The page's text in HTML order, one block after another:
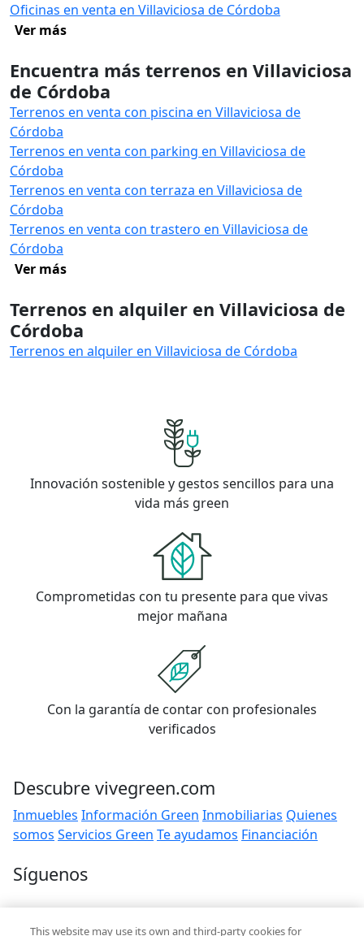
Oficinas en venta en Villaviciosa de Córdoba
Ver más
Encuentra más terrenos en Villaviciosa
de Córdoba
Terrenos en venta con piscina en Villaviciosa de
Córdoba
Terrenos en venta con parking en Villaviciosa de
Córdoba
Terrenos en venta con terraza en Villaviciosa de
Córdoba
Terrenos en venta con trastero en Villaviciosa de
Córdoba
Ver más
Terrenos en alquiler en Villaviciosa de
Córdoba
Terrenos en alquiler en Villaviciosa de Córdoba
Innovación sostenible y gestos sencillos para una
vida más green
Comprometidas con tu presente para que vivas
mejor mañana
Con la garantía de contar con profesionales
verificados
Descubre vivegreen.com
Inmuebles Información Green Inmobiliarias Quienes
somos Servicios Green Te ayudamos Financiación
Síguenos
Contacto
This website may use its own and third-party cookies for